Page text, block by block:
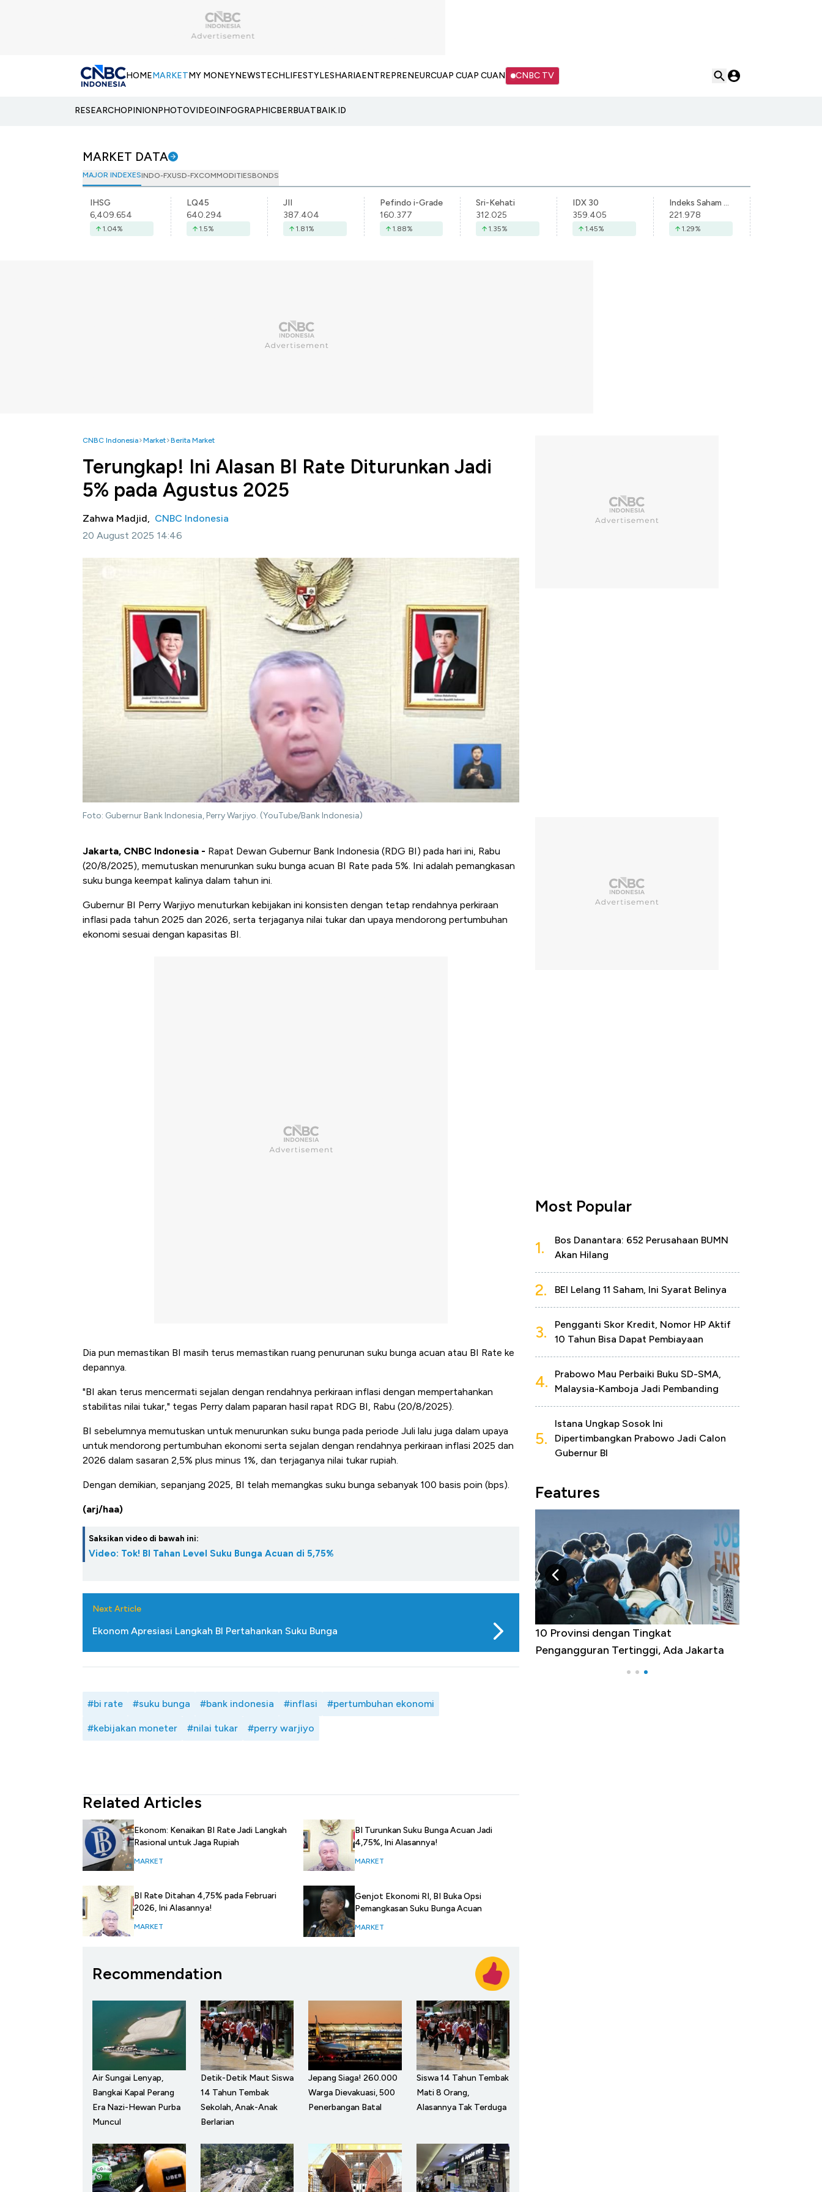
HOMEMARKETMY MONEYNEWSTECHLIFESTYLESHARIAENTREPRENEURCUAP CUAP CUAN CNBC TV
RESEARCHOPINIONPHOTOVIDEOINFOGRAPHICBERBUATBAIK.ID
MARKET DATA
MAJOR INDEXESINDO-FXUSD-FXCOMMODITIESBONDS
IHSG
6,409.654
1.04%
LQ45
640.294
1.5%
JII
387.404
1.81%
Pefindo i-Grade
160.377
1.88%
Sri-Kehati
312.025
1.35%
IDX 30
359.405
1.45%
Indeks Saham Syariah Indonesia
221.978
1.29%
CNBC Indonesia Market Berita Market
Terungkap! Ini Alasan BI Rate Diturunkan Jadi
5% pada Agustus 2025
Zahwa Madjid, CNBC Indonesia
20 August 2025 14:46
Foto: Gubernur Bank Indonesia, Perry Warjiyo. (YouTube/Bank Indonesia)
Jakarta, CNBC Indonesia - Rapat Dewan Gubernur Bank Indonesia (RDG BI) pada hari ini, Rabu
(20/8/2025), memutuskan menurunkan suku bunga acuan BI Rate pada 5%. Ini adalah pemangkasan
suku bunga keempat kalinya dalam tahun ini.
Gubernur BI Perry Warjiyo menuturkan kebijakan ini konsisten dengan tetap rendahnya perkiraan
inflasi pada tahun 2025 dan 2026, serta terjaganya nilai tukar dan upaya mendorong pertumbuhan
ekonomi sesuai dengan kapasitas BI.
Dia pun memastikan BI masih terus memastikan ruang penurunan suku bunga acuan atau BI Rate ke
depannya.
"BI akan terus mencermati sejalan dengan rendahnya perkiraan inflasi dengan mempertahankan
stabilitas nilai tukar," tegas Perry dalam paparan hasil rapat RDG BI, Rabu (20/8/2025).
BI sebelumnya memutuskan untuk menurunkan suku bunga pada periode Juli lalu juga dalam upaya
untuk mendorong pertumbuhan ekonomi serta sejalan dengan rendahnya perkiraan inflasi 2025 dan
2026 dalam sasaran 2,5% plus minus 1%, dan terjaganya nilai tukar rupiah.
Dengan demikian, sepanjang 2025, BI telah memangkas suku bunga sebanyak 100 basis poin (bps).
(arj/haa)
Saksikan video di bawah ini:
Video: Tok! BI Tahan Level Suku Bunga Acuan di 5,75%
Next Article
Ekonom Apresiasi Langkah BI Pertahankan Suku Bunga
#bi rate #suku bunga #bank indonesia #inflasi #pertumbuhan ekonomi
#kebijakan moneter #nilai tukar #perry warjiyo
Related Articles
Ekonom: Kenaikan BI Rate Jadi Langkah
Rasional untuk Jaga Rupiah
MARKET
BI Rate Ditahan 4,75% pada Februari
2026, Ini Alasannya!
MARKET
BI Turunkan Suku Bunga Acuan Jadi
4,75%, Ini Alasannya!
MARKET
Genjot Ekonomi RI, BI Buka Opsi
Pemangkasan Suku Bunga Acuan
MARKET
Recommendation
Air Sungai Lenyap,
Bangkai Kapal Perang
Era Nazi-Hewan Purba
Muncul
Detik-Detik Maut Siswa
14 Tahun Tembak
Sekolah, Anak-Anak
Berlarian
Jepang Siaga! 260.000
Warga Dievakuasi, 500
Penerbangan Batal
Siswa 14 Tahun Tembak
Mati 8 Orang,
Alasannya Tak Terduga
Most Popular
1.
Bos Danantara: 652 Perusahaan BUMN
Akan Hilang
2. BEI Lelang 11 Saham, Ini Syarat Belinya
3.
Pengganti Skor Kredit, Nomor HP Aktif
10 Tahun Bisa Dapat Pembiayaan
4.
Prabowo Mau Perbaiki Buku SD-SMA,
Malaysia-Kamboja Jadi Pembanding
5.
Istana Ungkap Sosok Ini
Dipertimbangkan Prabowo Jadi Calon
Gubernur BI
Features
Kongo Tutup Keran Ekspor, Harga
Tembaga Terbang ke Zona Berbahaya
Adu Panas Kinerja Emiten Minyak RI,
Mana yang Cuannya Paling Menyala?
10 Provinsi dengan Tingkat
Pengangguran Tertinggi, Ada Jakarta